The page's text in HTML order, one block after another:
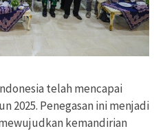
telah mencapai
2025. Penegasan ini menjadi
kemandirian